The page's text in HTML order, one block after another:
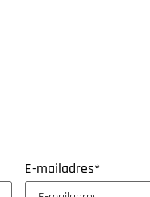
E-mailadres*